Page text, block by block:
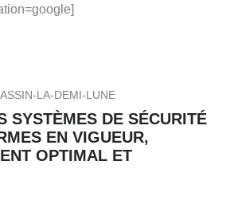
LA-DEMI-LUNE
SYSTÈMES DE SÉCURITÉ
EN VIGUEUR,
OPTIMAL ET